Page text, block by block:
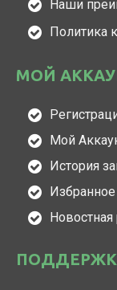
Наши
Политика
МОЙ
Мой
История
Избранное